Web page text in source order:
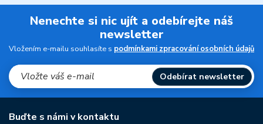
Nenechte si nic ujít a odebírejte náš
newsletter
Vložením e-mailu souhlasíte s podmínkami zpracování osobních údajů
Odebírat newsletter
Buďte s námi v kontaktu